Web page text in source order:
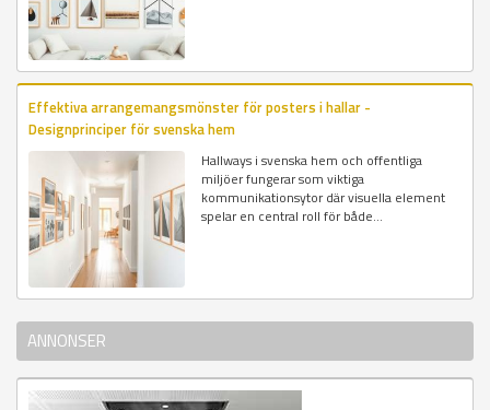
Effektiva arrangemangsmönster för posters i hallar -
Designprinciper för svenska hem
Hallways i svenska hem och offentliga
miljöer fungerar som viktiga
kommunikationsytor där visuella element
spelar en central roll för både...
ANNONSER